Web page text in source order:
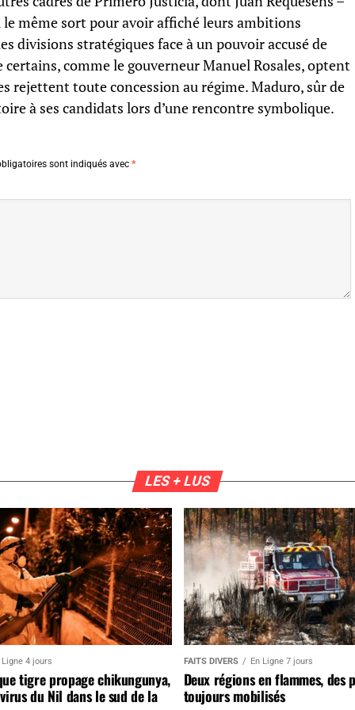
même sort pour avoir affiché leurs ambitions
divisions stratégiques face à un pouvoir accusé de
comme le gouverneur Manuel Rosales, optent
rejettent toute concession au régime. Maduro, sûr de
à ses candidats lors d’une rencontre symbolique.
sont indiqués avec *
LES + LUS
Ligne 4 jours
tigre propage chikungunya,
du Nil dans le sud de la
FAITS DIVERS En Ligne 7 jours
Deux régions en flammes, des
toujours mobilisés